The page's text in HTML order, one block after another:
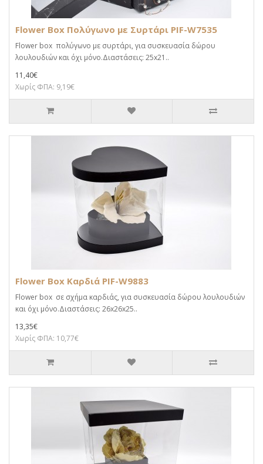
Flower Box Πολύγωνο με Συρτάρι PIF-W7535
Flower box πολύγωνο με συρτάρι, για συσκευασία δώρου
λουλουδιών και όχι μόνο.Διαστάσεις: 25x21..
11,40€
Χωρίς ΦΠΑ: 9,19€
Flower Box Καρδιά PIF-W9883
Flower box σε σχήμα καρδιάς, για συσκευασία δώρου λουλουδιών
και όχι μόνο.Διαστάσεις: 26x26x25..
13,35€
Χωρίς ΦΠΑ: 10,77€